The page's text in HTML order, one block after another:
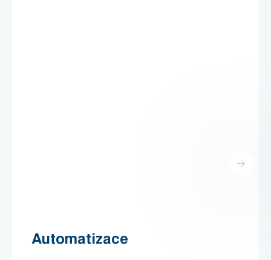
Automatizace